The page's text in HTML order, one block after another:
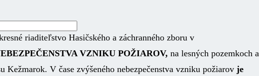
riaditeľstvo Hasičského a záchranného zboru v
VZNIKU POŽIAROV, na lesných pozemkoch a
Kežmarok. V čase zvýšeného nebezpečenstva vzniku požiarov je